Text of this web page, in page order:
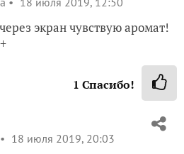
экран чувствую аромат!
1 Спасибо!
18 июля 2019, 20:03